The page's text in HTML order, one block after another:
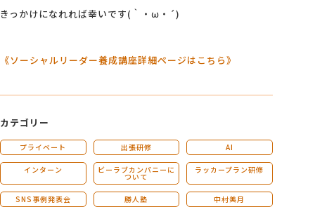
きっかけになれれば幸いです(｀・ω・´)
《ソーシャルリーダー養成講座詳細ページはこちら》
カテゴリー
プライベート 出張研修 AI
インターン ビーラブカンパニーに
ついて
ラッカープラン研修
SNS事例発表会 勝人塾 中村美月